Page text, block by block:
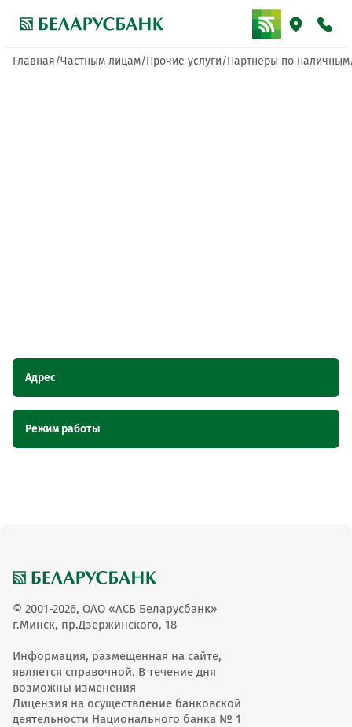
Главная Частным лицам Прочие услуги Партнеры по наличным
Адрес
пункта
Режим работы
© 2001-2026, ОАО «АСБ Беларусбанк»
г.Минск, пр.Дзержинского, 18
Информация, размещенная на сайте,
является справочной. В течение дня
возможны изменения
Лицензия на осуществление банковской
деятельности Национального банка № 1